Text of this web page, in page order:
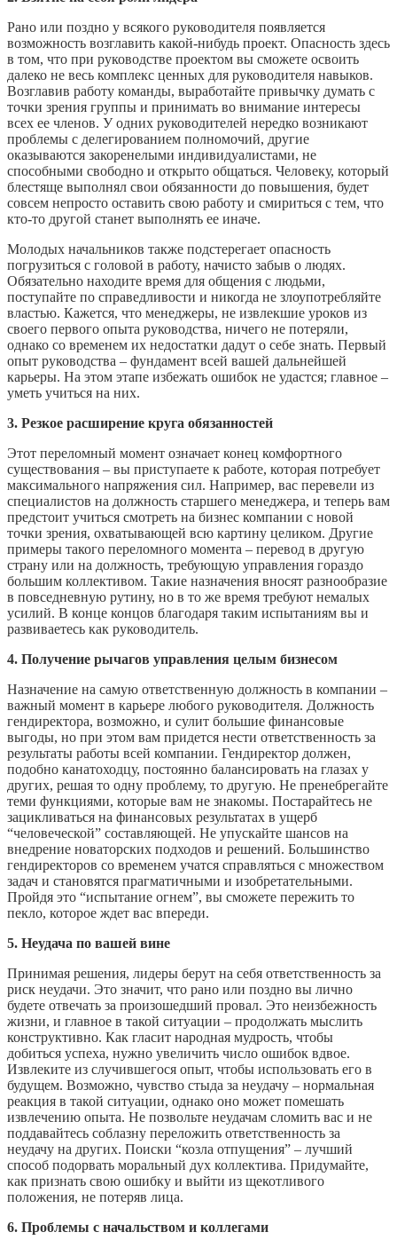
Рано или поздно у всякого руководителя появляется
возможность возглавить какой-нибудь проект. Опасность здесь
в том, что при руководстве проектом вы сможете освоить
далеко не весь комплекс ценных для руководителя навыков.
Возглавив работу команды, выработайте привычку думать с
точки зрения группы и принимать во внимание интересы
всех ее членов. У одних руководителей нередко возникают
проблемы с делегированием полномочий, другие
оказываются закоренелыми индивидуалистами, не
способными свободно и открыто общаться. Человеку, который
блестяще выполнял свои обязанности до повышения, будет
совсем непросто оставить свою работу и смириться с тем, что
кто-то другой станет выполнять ее иначе.
Молодых начальников также подстерегает опасность
погрузиться с головой в работу, начисто забыв о людях.
Обязательно находите время для общения с людьми,
поступайте по справедливости и никогда не злоупотребляйте
властью. Кажется, что менеджеры, не извлекшие уроков из
своего первого опыта руководства, ничего не потеряли,
однако со временем их недостатки дадут о себе знать. Первый
опыт руководства – фундамент всей вашей дальнейшей
карьеры. На этом этапе избежать ошибок не удастся; главное –
уметь учиться на них.
3. Резкое расширение круга обязанностей
Этот переломный момент означает конец комфортного
существования – вы приступаете к работе, которая потребует
максимального напряжения сил. Например, вас перевели из
специалистов на должность старшего менеджера, и теперь вам
предстоит учиться смотреть на бизнес компании с новой
точки зрения, охватывающей всю картину целиком. Другие
примеры такого переломного момента – перевод в другую
страну или на должность, требующую управления гораздо
большим коллективом. Такие назначения вносят разнообразие
в повседневную рутину, но в то же время требуют немалых
усилий. В конце концов благодаря таким испытаниям вы и
развиваетесь как руководитель.
4. Получение рычагов управления целым бизнесом
Назначение на самую ответственную должность в компании –
важный момент в карьере любого руководителя. Должность
гендиректора, возможно, и сулит большие финансовые
выгоды, но при этом вам придется нести ответственность за
результаты работы всей компании. Гендиректор должен,
подобно канатоходцу, постоянно балансировать на глазах у
других, решая то одну проблему, то другую. Не пренебрегайте
теми функциями, которые вам не знакомы. Постарайтесь не
зацикливаться на финансовых результатах в ущерб
“человеческой” составляющей. Не упускайте шансов на
внедрение новаторских подходов и решений. Большинство
гендиректоров со временем учатся справляться с множеством
задач и становятся прагматичными и изобретательными.
Пройдя это “испытание огнем”, вы сможете пережить то
пекло, которое ждет вас впереди.
5. Неудача по вашей вине
Принимая решения, лидеры берут на себя ответственность за
риск неудачи. Это значит, что рано или поздно вы лично
будете отвечать за произошедший провал. Это неизбежность
жизни, и главное в такой ситуации – продолжать мыслить
конструктивно. Как гласит народная мудрость, чтобы
добиться успеха, нужно увеличить число ошибок вдвое.
Извлеките из случившегося опыт, чтобы использовать его в
будущем. Возможно, чувство стыда за неудачу – нормальная
реакция в такой ситуации, однако оно может помешать
извлечению опыта. Не позвольте неудачам сломить вас и не
поддавайтесь соблазну переложить ответственность за
неудачу на других. Поиски “козла отпущения” – лучший
способ подорвать моральный дух коллектива. Придумайте,
как признать свою ошибку и выйти из щекотливого
положения, не потеряв лица.
6. Проблемы с начальством и коллегами